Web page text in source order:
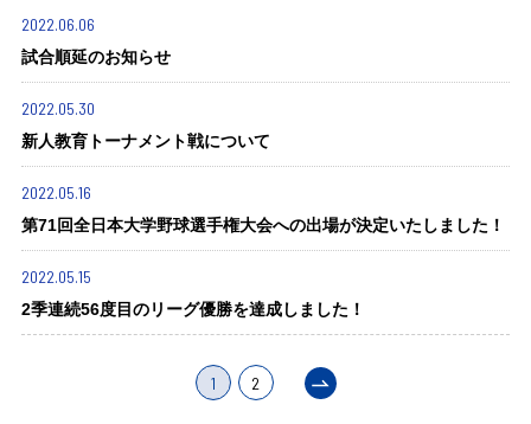
2022.06.06
試合順延のお知らせ
2022.05.30
新人教育トーナメント戦について
2022.05.16
第71回全日本大学野球選手権大会への出場が決定いたしました！
2022.05.15
2季連続56度目のリーグ優勝を達成しました！
1 2